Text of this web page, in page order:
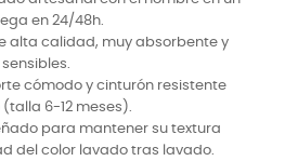
en 24/48h.
alta calidad, muy absorbente y
cómodo y cinturón resistente
6-12 meses).
para mantener su textura
del color lavado tras lavado.